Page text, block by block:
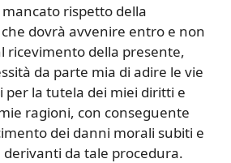
rispetto della
dovrà avvenire entro e non
ricevimento della presente,
da parte mia di adire le vie
per la tutela dei miei diritti e
ragioni, con conseguente
dei danni morali subiti e
derivanti da tale procedura.